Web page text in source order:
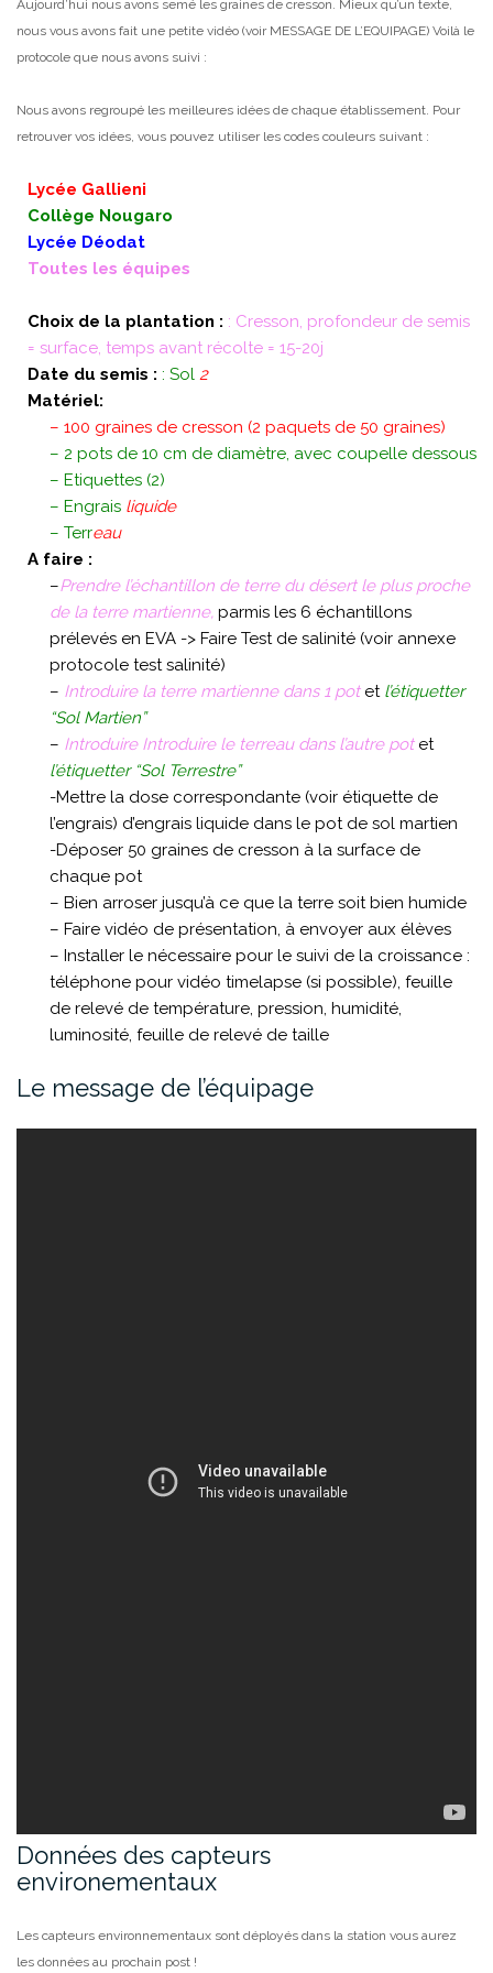
Aujourd’hui nous avons semé les graines de cresson. Mieux qu’un texte,
nous vous avons fait une petite vidéo (voir MESSAGE DE L’EQUIPAGE) Voilà le
protocole que nous avons suivi :
Nous avons regroupé les meilleures idées de chaque établissement. Pour
retrouver vos idées, vous pouvez utiliser les codes couleurs suivant :
Lycée Gallieni
Collège Nougaro
Lycée Déodat
Toutes les équipes
Choix de la plantation : : Cresson, profondeur de semis
= surface, temps avant récolte = 15-20j
Date du semis : : Sol 2
Matériel:
– 100 graines de cresson (2 paquets de 50 graines)
– 2 pots de 10 cm de diamètre, avec coupelle dessous
– Etiquettes (2)
– Engrais liquide
– Terreau
A faire :
–Prendre l’échantillon de terre du désert le plus proche
de la terre martienne, parmis les 6 échantillons
prélevés en EVA -> Faire Test de salinité (voir annexe
protocole test salinité)
– Introduire la terre martienne dans 1 potet l’étiquetter
“Sol Martien”
– Introduire Introduire le terreau dans l’autre potet
l’étiquetter “Sol Terrestre”
-Mettre la dose correspondante (voir étiquette de
l’engrais) d’engrais liquide dans le pot de sol martien
-Déposer 50 graines de cresson à la surface de
chaque pot
– Bien arroser jusqu’à ce que la terre soit bien humide
– Faire vidéo de présentation, à envoyer aux élèves
– Installer le nécessaire pour le suivi de la croissance :
téléphone pour vidéo timelapse (si possible), feuille
de relevé de température, pression, humidité,
luminosité, feuille de relevé de taille
Le message de l’équipage
Données des capteurs
environementaux
Les capteurs environnementaux sont déployés dans la station vous aurez
les données au prochain post !